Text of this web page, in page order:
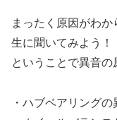
まったく原因がわ
生に聞いてみよう！
ということで異音
・ハブベアリングの